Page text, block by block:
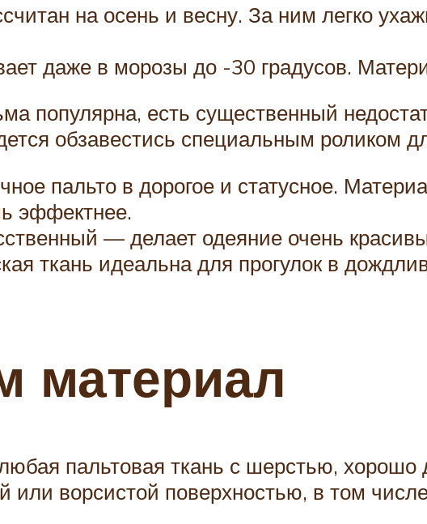
на осень и весну. За ним легко
даже в морозы до -30 градусов.
популярна, есть существенный
обзавестись специальным роликом
пальто в дорогое и статусное.
эффектнее.
— делает одеяние очень
ткань идеальна для прогулок в
материал
пальтовая ткань с шерстью,
или ворсистой поверхностью, в том